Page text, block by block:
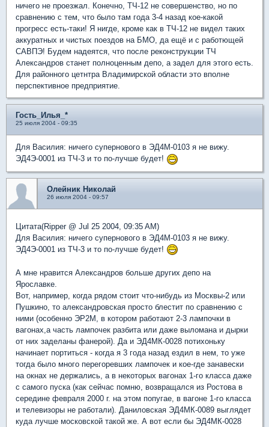
ничего не проезжал. Конечно, ТЧ-12 не совершенство, но по
сравнению с тем, что было там года 3-4 назад кое-какой
прогресс есть-таки! Я нигде, кроме как в ТЧ-12 не видел таких
аккуратных и чистых поездов на БМО, да ещё и с работющей
САВПЭ! Будем надеятся, что после реконструкции ТЧ
Александров станет полноценным депо, а задел для этого есть.
Для районного цетнтра Владимирской области это вполне
перспективное предприятие.
Гость_Илья_*
25 июля 2004 - 09:35
Для Василия: ничего супернового в ЭД4М-0103 я не вижу.
ЭД4Э-0001 из ТЧ-3 и то по-лучше будет!
Олейник Николай
26 июля 2004 - 09:57
Цитата(Ripper @ Jul 25 2004, 09:35 AM)
Для Василия: ничего супернового в ЭД4М-0103 я не вижу.
ЭД4Э-0001 из ТЧ-3 и то по-лучше будет!
А мне нравится Александров больше других депо на
Ярославке.
Вот, например, когда рядом стоит что-нибудь из Москвы-2 или
Пушкино, то александровская просто блестит по сравнению с
ними (особенно ЭР2М, в котором работают 2-3 лампочки в
вагонах,а часть лампочек разбита или даже выломана и дырки
от них заделаны фанерой). Да и ЭД4МК-0028 потихоньку
начинает портиться - когда я 3 года назад ездил в нем, то уже
тогда было много перегоревших лампочек и кое-где занавески
на окнах не держались, а в некоторых вагонах 1-го класса даже
с самого пуска (как сейчас помню, возвращался из Ростова в
середине февраля 2000 г. на этом попугае, в вагоне 1-го класса
и телевизоры не работали). Даниловская ЭД4МК-0089 выглядет
куда лучше московской такой же. А вот если бы ЭД4МК-0028